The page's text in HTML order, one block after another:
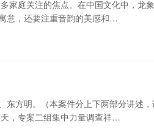
家庭关注的焦点。在中国文化中，龙
意，还要注重音韵的美感和…
东方明。（本案件分上下两部分讲述
，专案二组集中力量调查祥…